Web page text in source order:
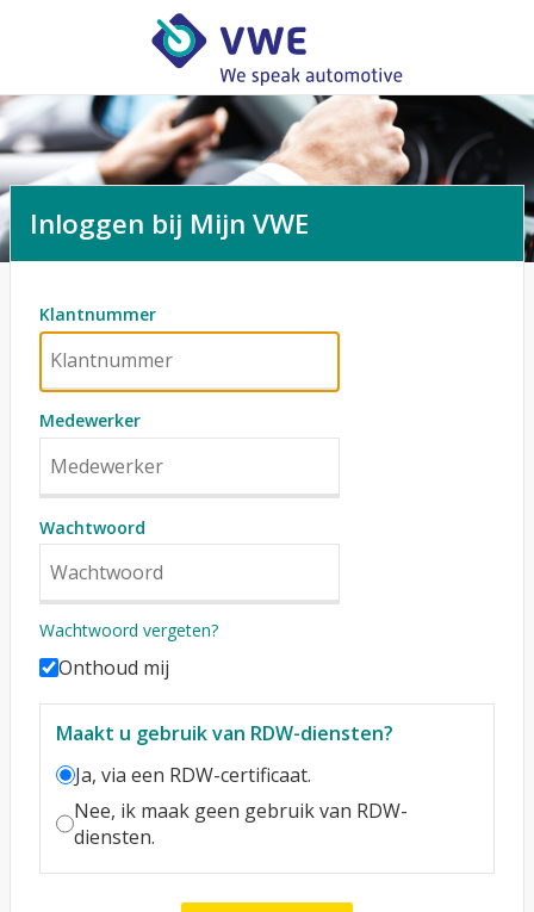
Inloggen bij Mijn VWE
Klantnummer
Medewerker
Wachtwoord
Wachtwoord vergeten?
Onthoud mij
Maakt u gebruik van RDW-diensten?
Ja, via een RDW-certificaat.
Nee, ik maak geen gebruik van RDW-
diensten.